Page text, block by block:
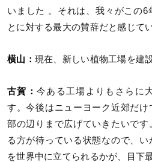
いました 。それは、我々がこの6
とに対する最大の賛辞だと感じて
横山： 現在、新しい植物工場を建
古賀：今ある工場よりもさらに
す。今後はニューヨーク近郊だ
部の辺りまで広げていきたいで
る方が待っている状態なので、
を世界中に立てられるかが、目下